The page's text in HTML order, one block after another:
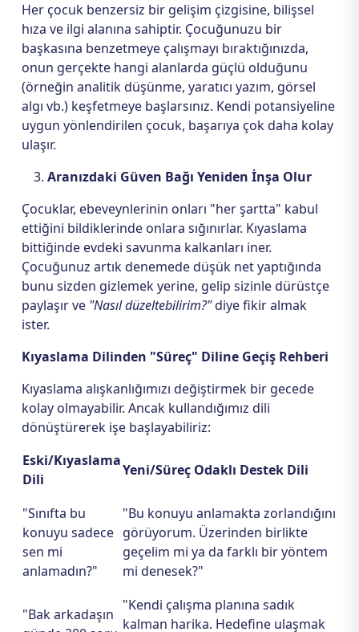
Her çocuk benzersiz bir gelişim çizgisine, bilişsel
hıza ve ilgi alanına sahiptir. Çocuğunuzu bir
başkasına benzetmeye çalışmayı bıraktığınızda,
onun gerçekte hangi alanlarda güçlü olduğunu
(örneğin analitik düşünme, yaratıcı yazım, görsel
algı vb.) keşfetmeye başlarsınız. Kendi potansiyeline
uygun yönlendirilen çocuk, başarıya çok daha kolay
ulaşır.
Aranızdaki Güven Bağı Yeniden İnşa Olur
Çocuklar, ebeveynlerinin onları "her şartta" kabul
ettiğini bildiklerinde onlara sığınırlar. Kıyaslama
bittiğinde evdeki savunma kalkanları iner.
Çocuğunuz artık denemede düşük net yaptığında
bunu sizden gizlemek yerine, gelip sizinle dürüstçe
paylaşır ve "Nasıl düzeltebilirim?"diye fikir almak
ister.
Kıyaslama Dilinden "Süreç" Diline Geçiş Rehberi
Kıyaslama alışkanlığımızı değiştirmek bir gecede
kolay olmayabilir. Ancak kullandığımız dili
dönüştürerek işe başlayabiliriz:
Eski/Kıyaslama
Dili
Yeni/Süreç Odaklı Destek Dili
"Sınıfta bu
konuyu sadece
sen mi
anlamadın?"
"Bu konuyu anlamakta zorlandığını
görüyorum. Üzerinden birlikte
geçelim mi ya da farklı bir yöntem
mi denesek?"
"Bak arkadaşın
"Kendi çalışma planına sadık
kalman harika. Hedefine ulaşmak